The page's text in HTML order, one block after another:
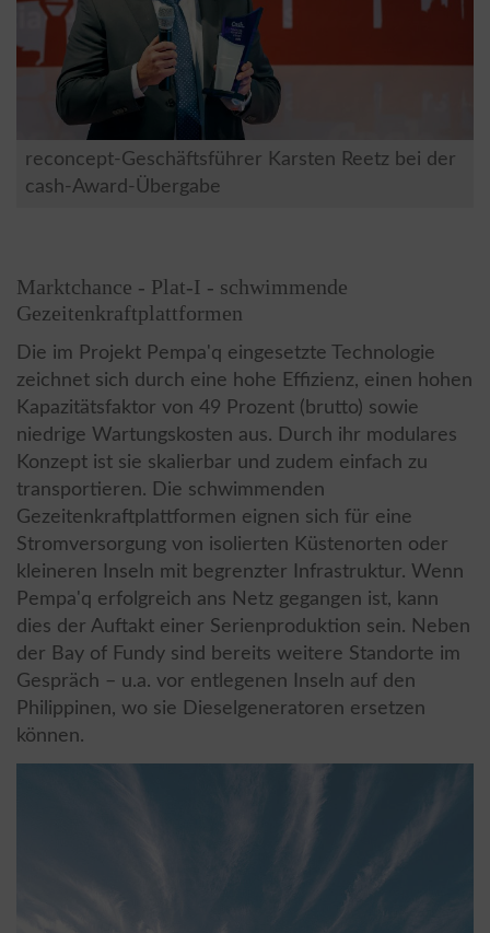
reconcept-Geschäftsführer Karsten Reetz bei der
cash-Award-Übergabe
Marktchance - Plat-I - schwimmende
Gezeitenkraftplattformen
Die im Projekt Pempa'q eingesetzte Technologie
zeichnet sich durch eine hohe Effizienz, einen hohen
Kapazitätsfaktor von 49 Prozent (brutto) sowie
niedrige Wartungskosten aus. Durch ihr modulares
Konzept ist sie skalierbar und zudem einfach zu
transportieren. Die schwimmenden
Gezeitenkraftplattformen eignen sich für eine
Stromversorgung von isolierten Küstenorten oder
kleineren Inseln mit begrenzter Infrastruktur. Wenn
Pempa'q erfolgreich ans Netz gegangen ist, kann
dies der Auftakt einer Serienproduktion sein. Neben
der Bay of Fundy sind bereits weitere Standorte im
Gespräch – u.a. vor entlegenen Inseln auf den
Philippinen, wo sie Dieselgeneratoren ersetzen
können.